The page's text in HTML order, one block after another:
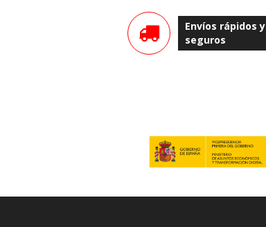
Envíos rápidos y
seguros